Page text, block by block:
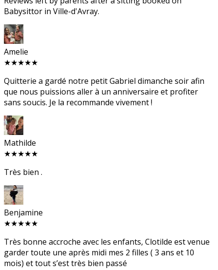
Babysittor in Ville-d'Avray.
Amelie
★★★★★
Quitterie a gardé notre petit Gabriel dimanche soir afin
que nous puissions aller à un anniversaire et profiter
sans soucis. Je la recommande vivement !
Mathilde
★★★★★
Très bien .
Benjamine
★★★★★
Très bonne accroche avec les enfants, Clotilde est venue
garder toute une après midi mes 2 filles ( 3 ans et 10
mois) et tout s’est très bien passé